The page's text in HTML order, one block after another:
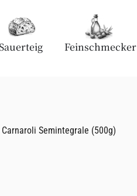
Feinschmecker
Semintegrale (500g)